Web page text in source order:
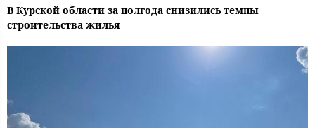
В Курской области за полгода снизились темпы
строительства жилья